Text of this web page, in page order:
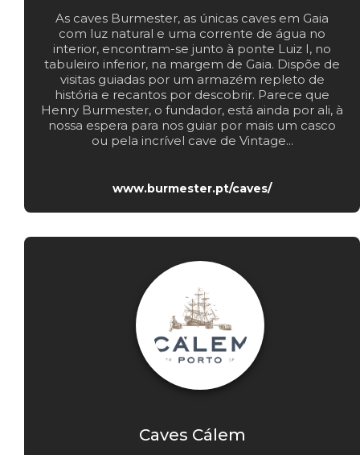
As caves Burmester, as únicas caves em Gaia
com luz natural e uma corrente de água no
interior, encontram-se junto à ponte Luiz I, no
tabuleiro inferior, na margem de Gaia. Dispõe de
visitas guiadas por um armazém repleto de
história e recantos por descobrir. Parece que
Henry Burmester, o fundador, está ainda por ali, à
nossa espera para nos guiar por mais um casco
ou pela incrível cave de Vintage...
www.burmester.pt/caves/
Caves Cálem